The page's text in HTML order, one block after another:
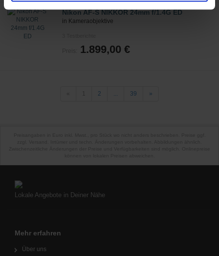
Nikon AF-S NIKKOR 24mm f/1.4G ED
in Kameraobjektive
1.899,00 €
2 ... 39 »
Lokale Angebote in Deiner Nähe
Mehr erfahren
Über uns